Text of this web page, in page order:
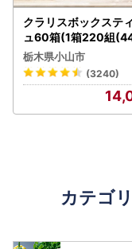
クラリスボックステ
ュ60箱(1箱220組
(5個入り×12セット)
不可地域：離島・沖縄
【1256759】
栃木県小山市
(3240)
カテゴ